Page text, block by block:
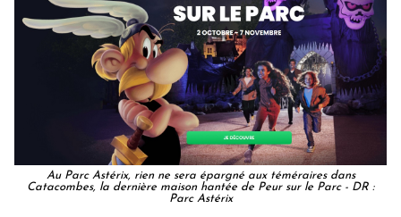
Au Parc Astérix, rien ne sera épargné aux téméraires dans
Catacombes, la dernière maison hantée de Peur sur le Parc - DR :
Parc Astérix